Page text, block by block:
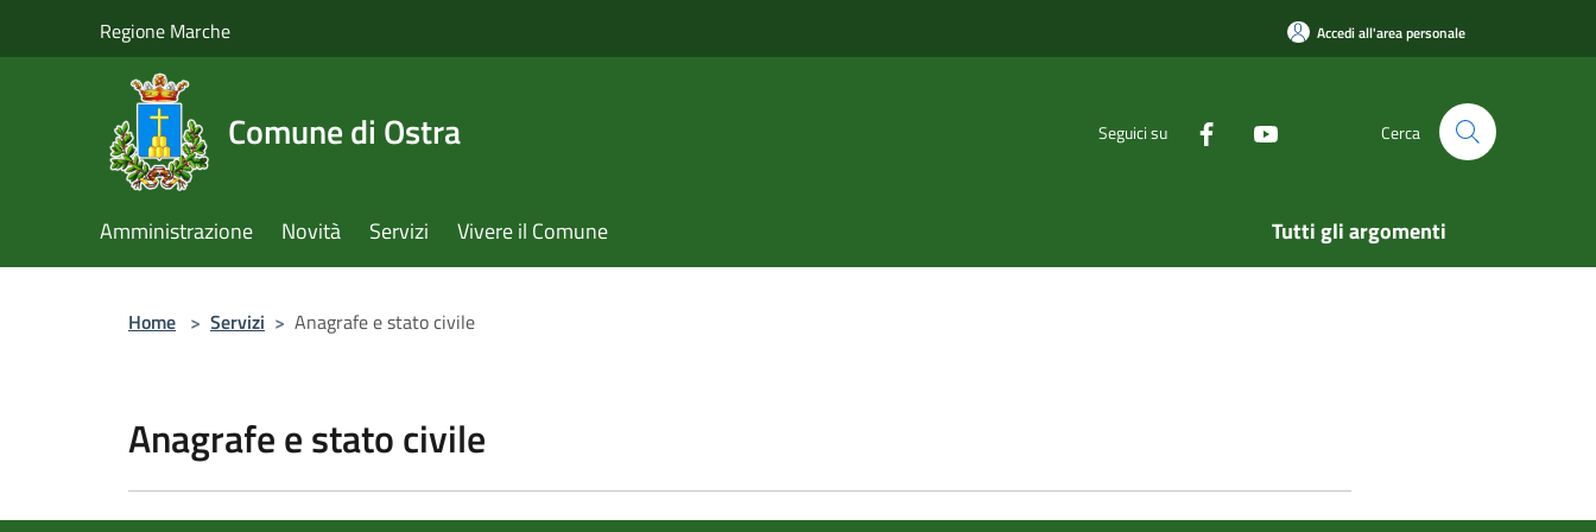
Regione Marche Accedi all'area personale
Comune di Ostra Seguici su Cerca
Amministrazione Novità Servizi Vivere il Comune Tutti gli argomenti
Home > Servizi > Anagrafe e stato civile
Anagrafe e stato civile